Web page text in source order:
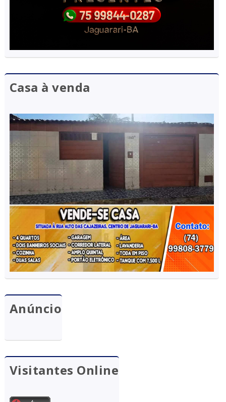
Casa à venda
Anúncio
Visitantes Online